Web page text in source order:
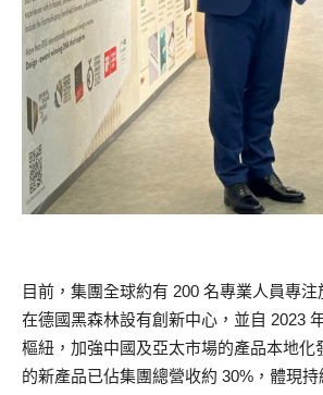
目前，集團全球約有 200 名專業人員專注
在德國黑森林設有創新中心，並自 2023
樞紐，加強中國及亞太市場的產品本地化
的新產品已佔集團總營收約 30%，體現